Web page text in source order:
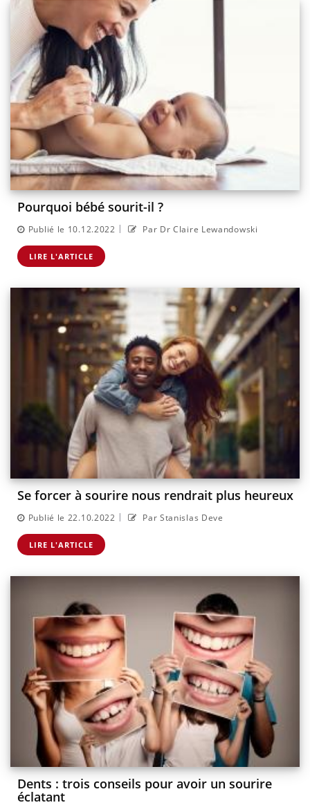
Pourquoi bébé sourit-il ?
Publié le 10.12.2022 | Par Dr Claire Lewandowski
LIRE L'ARTICLE
Se forcer à sourire nous rendrait plus heureux
Publié le 22.10.2022 | Par Stanislas Deve
LIRE L'ARTICLE
Dents : trois conseils pour avoir un sourire
éclatant